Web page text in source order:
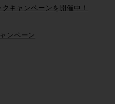
キャンペーンを開催中！
ンペーン